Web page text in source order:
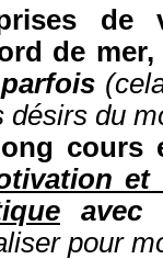
de
de
désirs du
cours
avec
pour